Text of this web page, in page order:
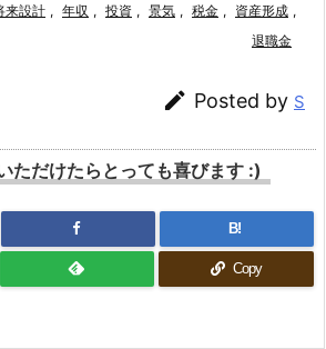
来設計 , 年収 , 投資 , 景気 , 税金 , 資産形成 ,
退職金
 Posted by S
ただけたらとっても喜びます :)
B!
Copy